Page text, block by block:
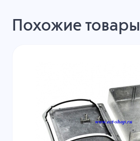
Похожие товары